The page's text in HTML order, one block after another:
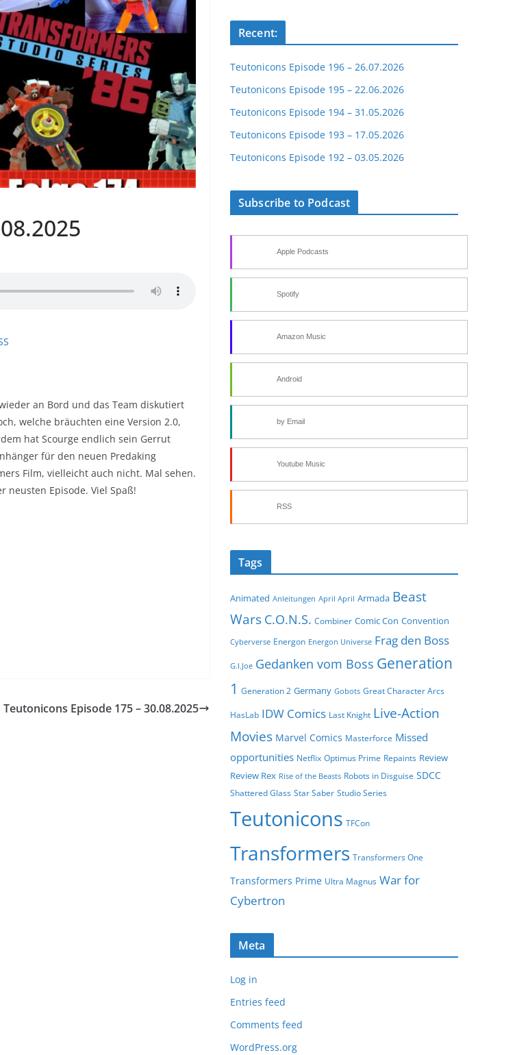
an Bord und das Team diskutiert
welche bräuchten eine Version 2.0,
hat Scourge endlich sein Gerrut
für den neuen Predaking
Film, vielleicht auch nicht. Mal sehen.
neusten Episode. Viel Spaß!
Teutonicons Episode 175 – 30.08.2025
Recent:
Teutonicons Episode 196 – 26.07.2026
Teutonicons Episode 195 – 22.06.2026
Teutonicons Episode 194 – 31.05.2026
Teutonicons Episode 193 – 17.05.2026
Teutonicons Episode 192 – 03.05.2026
Subscribe to Podcast
Apple Podcasts
Spotify
Amazon Music
Android
by Email
Youtube Music
RSS
Tags
Animated Anleitungen April April Armada Beast
Wars C.O.N.S. Combiner Comic Con Convention
Cyberverse Energon Energon Universe Frag den Boss
G.I.Joe Gedanken vom Boss Generation
1 Generation 2 Germany Gobots Great Character Arcs
HasLab IDW Comics Last Knight Live-Action
Movies Marvel Comics Masterforce Missed
opportunities Netflix Optimus Prime Repaints Review
Review Rex Rise of the Beasts Robots in Disguise SDCC
Shattered Glass Star Saber Studio Series
Teutonicons TFCon
Transformers Transformers One
Transformers Prime Ultra Magnus War for
Cybertron
Meta
Log in
Entries feed
Comments feed
WordPress.org